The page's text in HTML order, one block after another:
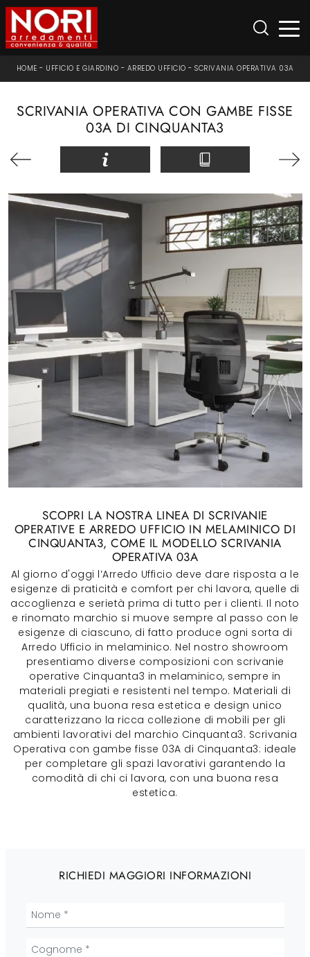
HOME - UFFICIO E GIARDINO - ARREDO UFFICIO - SCRIVANIA OPERATIVA 03A
SCRIVANIA OPERATIVA CON GAMBE FISSE
03A DI CINQUANTA3
SCOPRI LA NOSTRA LINEA DI SCRIVANIE
OPERATIVE E ARREDO UFFICIO IN MELAMINICO DI
CINQUANTA3, COME IL MODELLO SCRIVANIA
OPERATIVA 03A
Al giorno d'oggi l’Arredo Ufficio deve dare risposta a le
esigenze di praticità e comfort per chi lavora, quelle di
accoglienza e serietà prima di tutto per i clienti. Il noto
e rinomato marchio si muove sempre al passo con le
esigenze di ciascuno, di fatto produce ogni sorta di
Arredo Ufficio in melaminico. Nel nostro showroom
presentiamo diverse composizioni con scrivanie
operative Cinquanta3 in melaminico, sempre in
materiali pregiati e resistenti nel tempo. Materiali di
qualità, una buona resa estetica e design unico
caratterizzano la ricca collezione di mobili per gli
ambienti lavorativi del marchio Cinquanta3. Scrivania
Operativa con gambe fisse 03A di Cinquanta3: ideale
per completare gli spazi lavorativi garantendo la
comodità di chi ci lavora, con una buona resa
estetica.
RICHIEDI MAGGIORI INFORMAZIONI